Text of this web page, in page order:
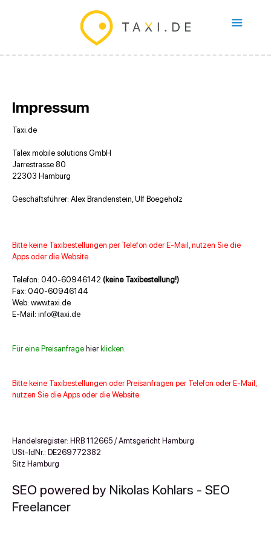
Impressum
Taxi.de
Talex mobile solutions GmbH
Jarrestrasse 80
22303 Hamburg
Geschäftsführer: Alex Brandenstein, Ulf Boegeholz
Bitte keine Taxibestellungen per Telefon oder E-Mail, nutzen Sie die
Apps oder die Website.
Telefon: 040-60946142 (keine Taxibestellung!)
Fax: 040-60946144
Web: www.taxi.de
E-Mail: info@taxi.de
Für eine Preisanfrage hier klicken.
Bitte keine Taxibestellungen oder Preisanfragen per Telefon oder E-Mail,
nutzen Sie die Apps oder die Website.
Handelsregister: HRB 112665 / Amtsgericht Hamburg
USt-IdNr.: DE269772382
Sitz Hamburg
SEO powered by Nikolas Kohlars - SEO
Freelancer